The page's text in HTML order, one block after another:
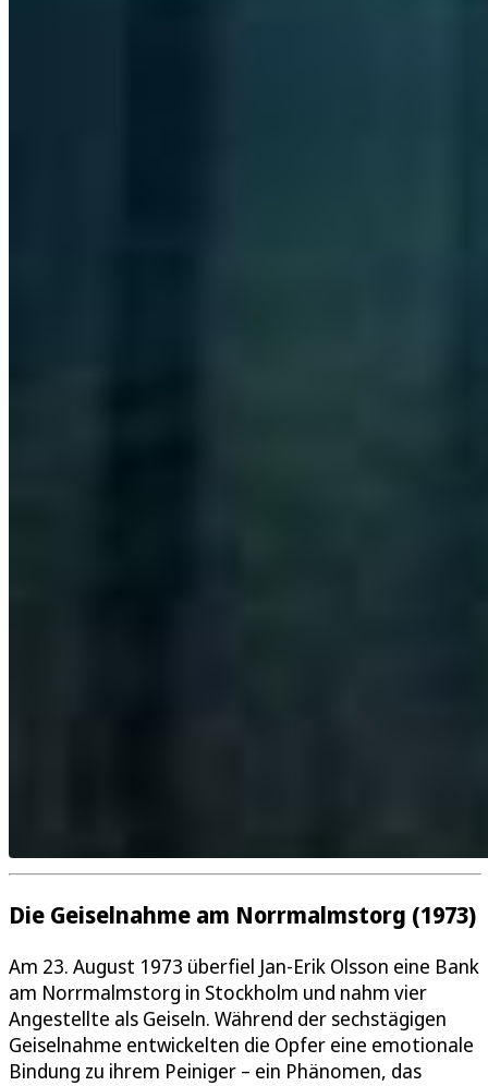
Die Geiselnahme am Norrmalmstorg (1973)
Am 23. August 1973 überfiel Jan-Erik Olsson eine Bank
am Norrmalmstorg in Stockholm und nahm vier
Angestellte als Geiseln. Während der sechstägigen
Geiselnahme entwickelten die Opfer eine emotionale
Bindung zu ihrem Peiniger – ein Phänomen, das